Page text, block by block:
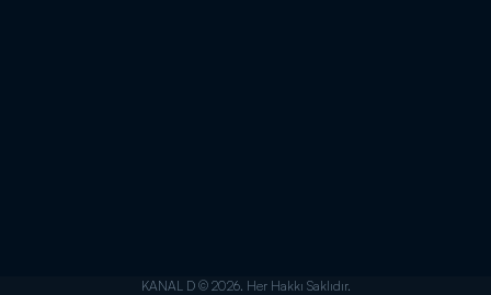
KANAL D © 2026. Her Hakkı Saklıdır.